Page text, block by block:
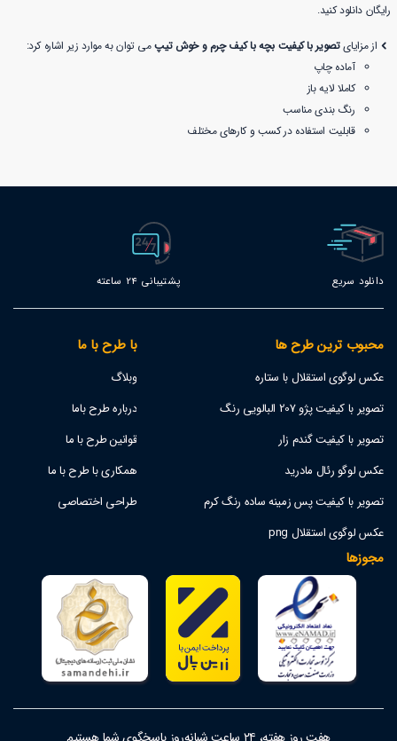
رایگان دانلود کنید.
از مزایایتصویر با کیفیت بچه با کیف چرم و خوش تیپمی توان به موارد زیر اشاره کرد:
آماده چاپ
کاملا لایه باز
رنگ بندی مناسب
قابلیت استفاده در کسب و کارهای مختلف
دانلود سریع پشتیبانی 24 ساعته
محبوب ترین طرح ها
عکس لوگوی استقلال با ستاره
تصویر با کیفیت پژو 207 البالویی رنگ
تصویر با کیفیت گندم زار
عکس لوگو رئال مادرید
تصویر با کیفیت پس زمینه ساده رنگ کرم
عکس لوگوی استقلال png
با طرح با ما
وبلاگ
درباره طرح باما
قوانین طرح با ما
همکاری با طرح با ما
طراحی اختصاصی
مجوزها